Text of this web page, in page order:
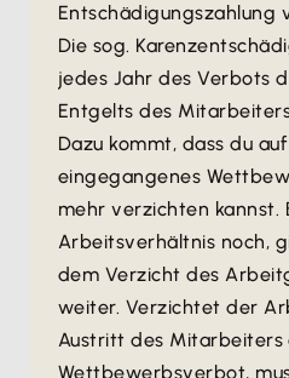
Entschädigungszahlung
Die sog.
jedes Jahr des Verbots
Entgelts des
Dazu kommt, dass du
eingegangenes
mehr verzichten kannst.
Arbeitsverhältnis noch,
dem Verzicht des
weiter. Verzichtet der
Austritt des Mitarbeiters
Wettbewerbsverbot,